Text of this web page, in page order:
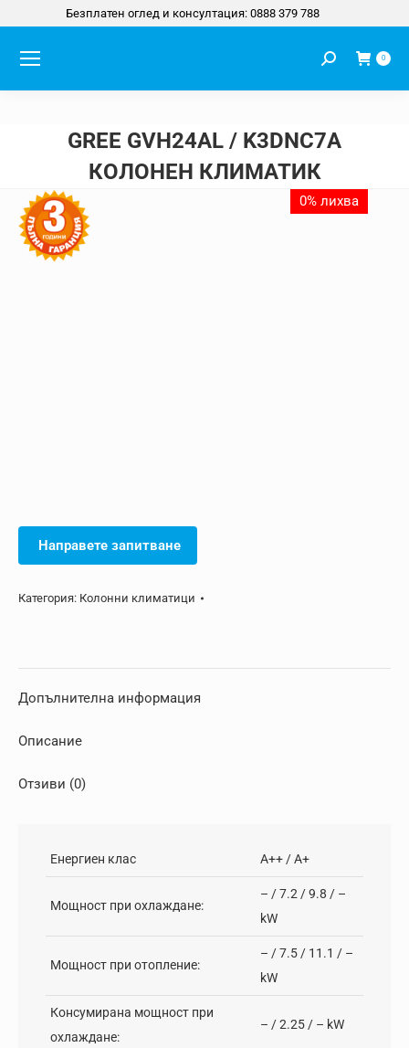
Безплатен оглед и консултация: 0888 379 788
Search: 0
GREE GVH24AL / K3DNC7A
КОЛОНЕН КЛИМАТИК
0% лихва
Направете запитване
Категория: Колонни климатици
Допълнителна информация
Описание
Отзиви (0)
Енергиен клас А++ / А+
Мощност при охлаждане:
– / 7.2 / 9.8 / –
kW
Мощност при отопление:
– / 7.5 / 11.1 / –
kW
Консумирана мощност при
охлаждане:
– / 2.25 / – kW